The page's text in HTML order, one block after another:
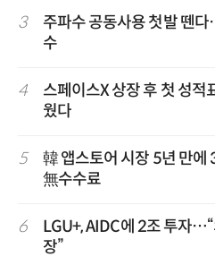
3
주파수 공동사용 첫발 뗀
수
4
스페이스X 상장 후 첫 성
웠다
5
韓 앱스토어 시장 5년 만
無수수료
6
LGU+, AIDC에 2조 투자
장”